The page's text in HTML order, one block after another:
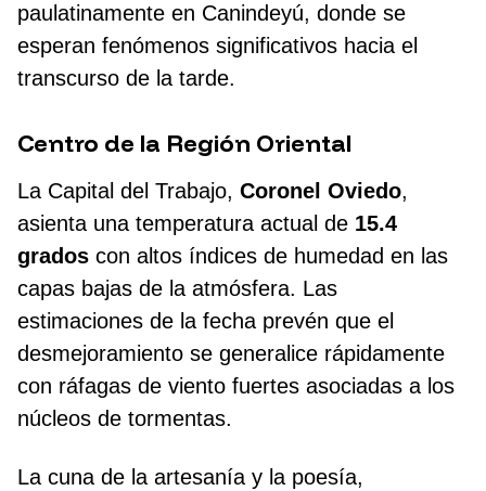
paulatinamente en Canindeyú, donde se
esperan fenómenos significativos hacia el
transcurso de la tarde.
Centro de la Región Oriental
La Capital del Trabajo, Coronel Oviedo,
asienta una temperatura actual de 15.4
grados con altos índices de humedad en las
capas bajas de la atmósfera. Las
estimaciones de la fecha prevén que el
desmejoramiento se generalice rápidamente
con ráfagas de viento fuertes asociadas a los
núcleos de tormentas.
La cuna de la artesanía y la poesía,